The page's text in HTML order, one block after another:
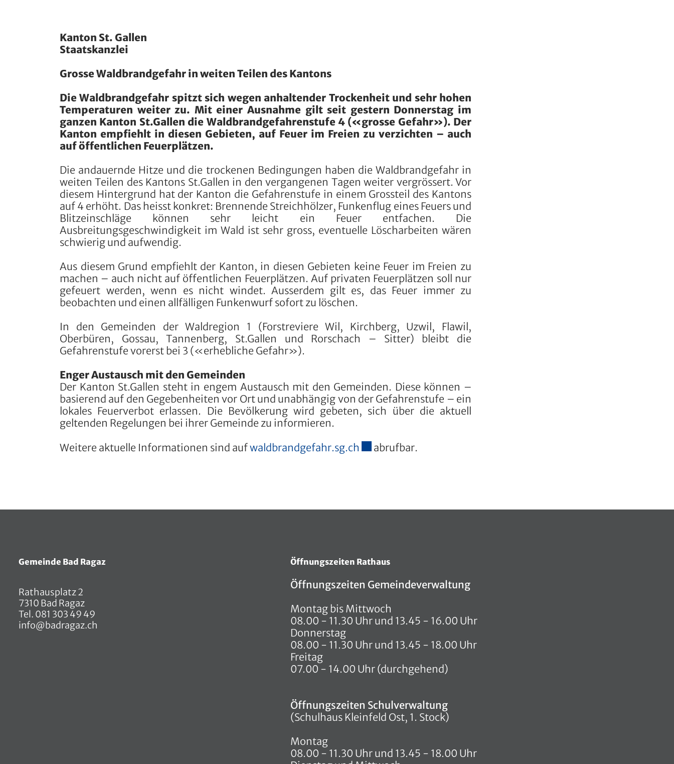
Kanton St. Gallen
Staatskanzlei
Grosse Waldbrandgefahr in weiten Teilen des Kantons
Die Waldbrandgefahr spitzt sich wegen anhaltender Trockenheit und sehr hohen
Temperaturen weiter zu. Mit einer Ausnahme gilt seit gestern Donnerstag im
ganzen Kanton St.Gallen die Waldbrandgefahrenstufe 4 («grosse Gefahr»). Der
Kanton empfiehlt in diesen Gebieten, auf Feuer im Freien zu verzichten – auch
auf öffentlichen Feuerplätzen.
Die andauernde Hitze und die trockenen Bedingungen haben die Waldbrandgefahr in
weiten Teilen des Kantons St.Gallen in den vergangenen Tagen weiter vergrössert. Vor
diesem Hintergrund hat der Kanton die Gefahrenstufe in einem Grossteil des Kantons
auf 4 erhöht. Das heisst konkret: Brennende Streichhölzer, Funkenflug eines Feuers und
Blitzeinschläge können sehr leicht ein Feuer entfachen. Die
Ausbreitungsgeschwindigkeit im Wald ist sehr gross, eventuelle Löscharbeiten wären
schwierig und aufwendig.
Aus diesem Grund empfiehlt der Kanton, in diesen Gebieten keine Feuer im Freien zu
machen – auch nicht auf öffentlichen Feuerplätzen. Auf privaten Feuerplätzen soll nur
gefeuert werden, wenn es nicht windet. Ausserdem gilt es, das Feuer immer zu
beobachten und einen allfälligen Funkenwurf sofort zu löschen.
In den Gemeinden der Waldregion 1 (Forstreviere Wil, Kirchberg, Uzwil, Flawil,
Oberbüren, Gossau, Tannenberg, St.Gallen und Rorschach – Sitter) bleibt die
Gefahrenstufe vorerst bei 3 («erhebliche Gefahr»).
Enger Austausch mit den Gemeinden
Der Kanton St.Gallen steht in engem Austausch mit den Gemeinden. Diese können –
basierend auf den Gegebenheiten vor Ort und unabhängig von der Gefahrenstufe – ein
lokales Feuerverbot erlassen. Die Bevölkerung wird gebeten, sich über die aktuell
geltenden Regelungen bei ihrer Gemeinde zu informieren.
Weitere aktuelle Informationen sind aufwaldbrandgefahr.sg.ch Externer Link wird in einem neuen Fenster geöffnet.
abrufbar.
Fusszeile
Gemeinde Bad Ragaz
Rathausplatz 2
7310 Bad Ragaz
Tel. 081 303 49 49
info@badragaz.ch
Öffnungszeiten Rathaus
Öffnungszeiten Gemeindeverwaltung
Montag bis Mittwoch
08.00 - 11.30 Uhr und 13.45 - 16.00 Uhr
Donnerstag
08.00 - 11.30 Uhr und 13.45 - 18.00 Uhr
Freitag
07.00 - 14.00 Uhr (durchgehend)
Öffnungszeiten Schulverwaltung
(Schulhaus Kleinfeld Ost, 1. Stock)
Montag
08.00 - 11.30 Uhr und 13.45 - 18.00 Uhr